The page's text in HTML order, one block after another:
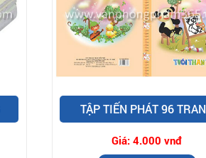
TẬP TIẾN PHÁT 96
Giá:4.000 vnđ